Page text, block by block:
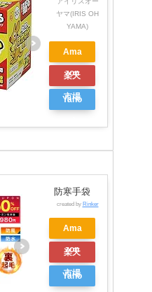
ヤマ(IRIS OH
YAMA)
Ama
zon
楽天
市場
Yaho
防寒手袋
created by Rinker
Ama
zon
楽天
市場
Yaho